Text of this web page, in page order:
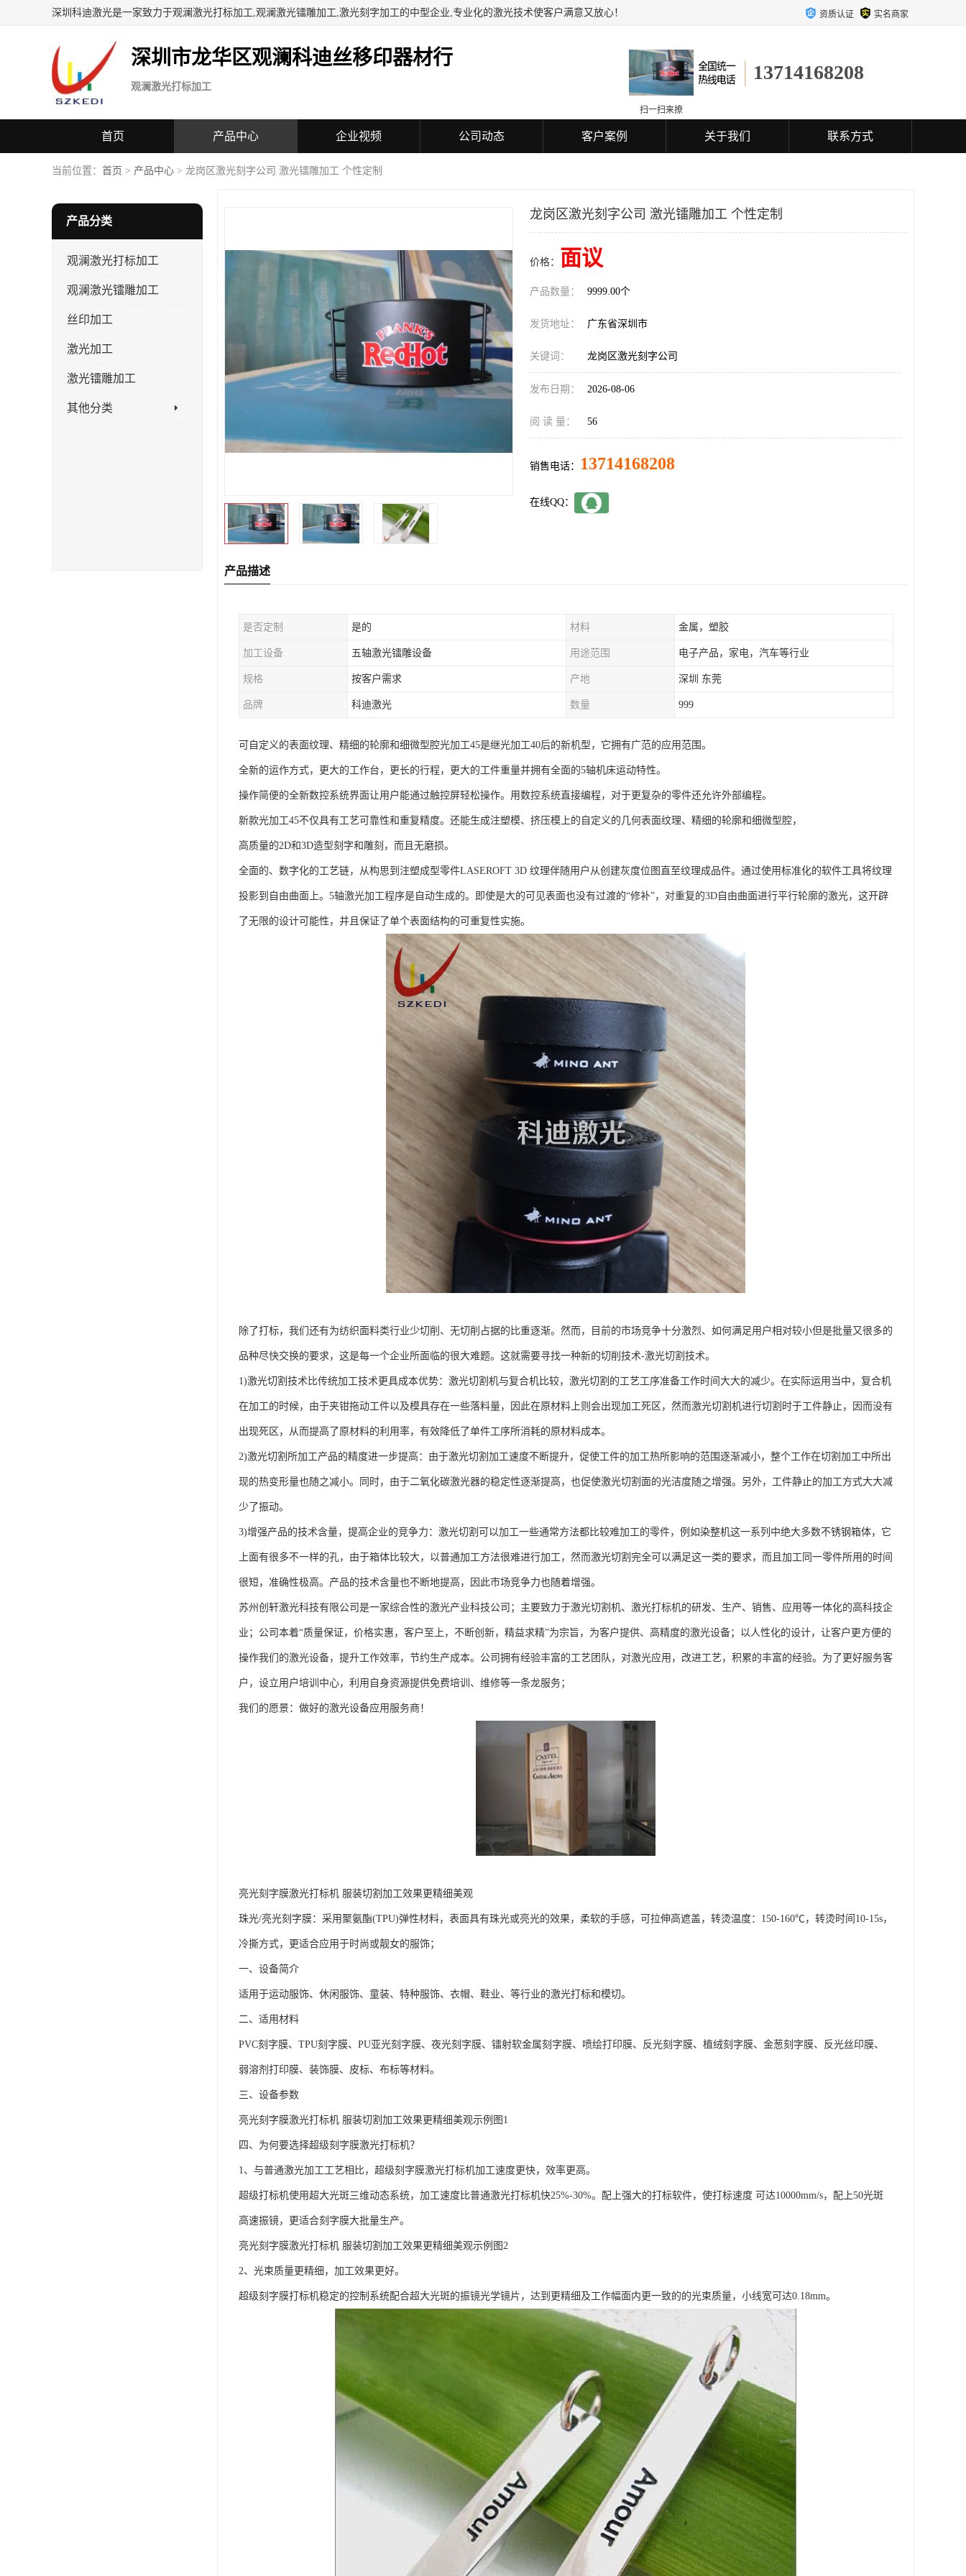
深圳科迪激光是一家致力于观澜激光打标加工,观澜激光镭雕加工,激光刻字加工的中型企业,专业化的激光技术使客户满意又放心！ 资质认证 实名商家
深圳市龙华区观澜科迪丝移印器材行
观澜激光打标加工
13714168208
扫一扫来撩
首页 产品中心 企业视频 公司动态 客户案例 关于我们 联系方式
当前位置： 首页 > 产品中心 > 龙岗区激光刻字公司 激光镭雕加工 个性定制
产品分类
观澜激光打标加工
观澜激光镭雕加工
丝印加工
激光加工
激光镭雕加工
其他分类
龙岗区激光刻字公司 激光镭雕加工 个性定制
价格： 面议
产品数量： 9999.00个
发货地址： 广东省深圳市
关键词： 龙岗区激光刻字公司
发布日期： 2026-08-06
阅 读 量： 56
销售电话： 13714168208
在线QQ：
产品描述
是否定制 是的 材料 金属，塑胶
加工设备 五轴激光镭雕设备 用途范围 电子产品，家电，汽车等行业
规格 按客户需求 产地 深圳 东莞
品牌 科迪激光 数量 999
可自定义的表面纹理、精细的轮廓和细微型腔光加工45是继光加工40后的新机型，它拥有广范的应用范围。
全新的运作方式，更大的工作台，更长的行程，更大的工件重量并拥有全面的5轴机床运动特性。
操作简便的全新数控系统界面让用户能通过触控屏轻松操作。用数控系统直接编程，对于更复杂的零件还允许外部编程。
新款光加工45不仅具有工艺可靠性和重复精度。还能生成注塑模、挤压模上的自定义的几何表面纹理、精细的轮廓和细微型腔，
高质量的2D和3D造型刻字和雕刻，而且无磨损。
全面的、数字化的工艺链，从构思到注塑成型零件LASEROFT 3D 纹理伴随用户从创建灰度位图直至纹理成品件。通过使用标准化的软件工具将纹理
投影到自由曲面上。5轴激光加工程序是自动生成的。即使是大的可见表面也没有过渡的“修补”，对重复的3D自由曲面进行平行轮廓的激光，这开辟
了无限的设计可能性，并且保证了单个表面结构的可重复性实施。
除了打标，我们还有为纺织面料类行业少切削、无切削占据的比重逐渐。然而，目前的市场竞争十分激烈、如何满足用户相对较小但是批量又很多的
品种尽快交换的要求，这是每一个企业所面临的很大难题。这就需要寻找一种新的切削技术-激光切割技术。
1)激光切割技术比传统加工技术更具成本优势：激光切割机与复合机比较，激光切割的工艺工序准备工作时间大大的减少。在实际运用当中，复合机
在加工的时候，由于夹钳拖动工件以及模具存在一些落料量，因此在原材料上则会出现加工死区，然而激光切割机进行切割时于工件静止，因而没有
出现死区，从而提高了原材料的利用率，有效降低了单件工序所消耗的原材料成本。
2)激光切割所加工产品的精度进一步提高：由于激光切割加工速度不断提升，促使工件的加工热所影响的范围逐渐减小，整个工作在切割加工中所出
现的热变形量也随之减小。同时，由于二氧化碳激光器的稳定性逐渐提高，也促使激光切割面的光洁度随之增强。另外，工件静止的加工方式大大减
少了振动。
3)增强产品的技术含量，提高企业的竞争力：激光切割可以加工一些通常方法都比较难加工的零件，例如染整机这一系列中绝大多数不锈钢箱体，它
上面有很多不一样的孔，由于箱体比较大，以普通加工方法很难进行加工，然而激光切割完全可以满足这一类的要求，而且加工同一零件所用的时间
很短，准确性极高。产品的技术含量也不断地提高，因此市场竞争力也随着增强。
苏州创轩激光科技有限公司是一家综合性的激光产业科技公司；主要致力于激光切割机、激光打标机的研发、生产、销售、应用等一体化的高科技企
业；公司本着“质量保证，价格实惠，客户至上，不断创新，精益求精”为宗旨，为客户提供、高精度的激光设备；以人性化的设计，让客户更方便的
操作我们的激光设备，提升工作效率，节约生产成本。公司拥有经验丰富的工艺团队，对激光应用，改进工艺，积累的丰富的经验。为了更好服务客
户，设立用户培训中心，利用自身资源提供免费培训、维修等一条龙服务；
我们的愿景：做好的激光设备应用服务商！
亮光刻字膜激光打标机 服装切割加工效果更精细美观
珠光/亮光刻字膜：采用聚氨酯(TPU)弹性材料，表面具有珠光或亮光的效果，柔软的手感，可拉伸高遮盖，转烫温度：150-160℃，转烫时间10-15s，
冷撕方式，更适合应用于时尚或靓女的服饰；
一、设备简介
适用于运动服饰、休闲服饰、童装、特种服饰、衣帽、鞋业、等行业的激光打标和模切。
二、适用材料
PVC刻字膜、TPU刻字膜、PU亚光刻字膜、夜光刻字膜、镭射软金属刻字膜、喷绘打印膜、反光刻字膜、植绒刻字膜、金葱刻字膜、反光丝印膜、
弱溶剂打印膜、装饰膜、皮标、布标等材料。
三、设备参数
亮光刻字膜激光打标机 服装切割加工效果更精细美观示例图1
四、为何要选择超级刻字膜激光打标机？
1、与普通激光加工工艺相比，超级刻字膜激光打标机加工速度更快，效率更高。
超级打标机使用超大光斑三维动态系统，加工速度比普通激光打标机快25%-30%。配上强大的打标软件，使打标速度 可达10000mm/s，配上50光斑
高速振镜，更适合刻字膜大批量生产。
亮光刻字膜激光打标机 服装切割加工效果更精细美观示例图2
2、光束质量更精细，加工效果更好。
超级刻字膜打标机稳定的控制系统配合超大光斑的振镜光学镜片，达到更精细及工作幅面内更一致的的光束质量，小线宽可达0.18mm。